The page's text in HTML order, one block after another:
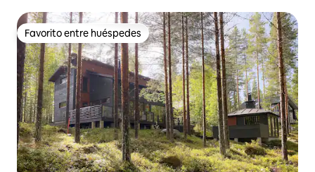
Favorito entre huéspedes
Favorito entre huéspedes